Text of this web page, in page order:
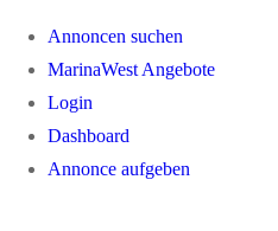
Annoncen suchen
MarinaWest Angebote
Login
Dashboard
Annonce aufgeben